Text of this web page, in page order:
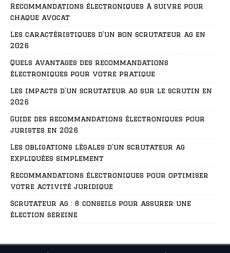
Recommandations électroniques à suivre pour
chaque avocat
Les caractéristiques d’un bon scrutateur ag en
2026
Quels avantages des recommandations
électroniques pour votre pratique
Les impacts d’un scrutateur ag sur le scrutin en
2026
Guide des recommandations électroniques pour
juristes en 2026
Les obligations légales d’un scrutateur ag
expliquées simplement
Recommandations électroniques pour optimiser
votre activité juridique
Scrutateur ag : 8 conseils pour assurer une
élection sereine